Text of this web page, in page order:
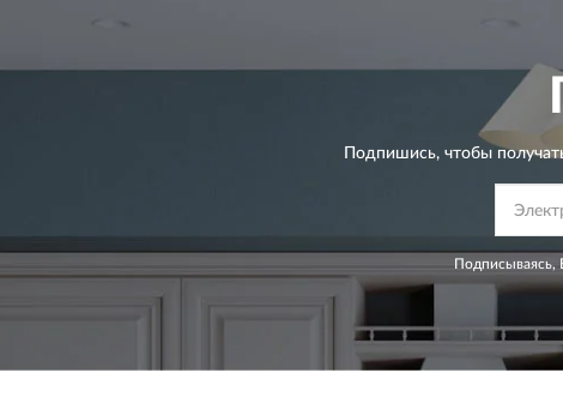
Подпишись, чтобы
Подписываясь,